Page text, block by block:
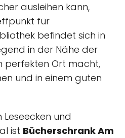
ausleihen kann,
für
befindet sich in
in der Nähe der
perfekten Ort macht,
und in einem guten
und
ist Bücherschrank Am